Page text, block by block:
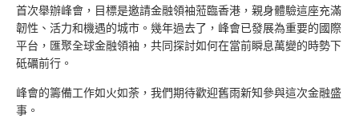
首次舉辦峰會，目標是邀請金融領袖蒞臨香港，親身體驗這座充滿
韌性、活力和機遇的城市。幾年過去了，峰會已發展為重要的國際
平台，匯聚全球金融領袖，共同探討如何在當前瞬息萬變的時勢下
砥礪前行。
峰會的籌備工作如火如荼，我們期待歡迎舊雨新知參與這次金融盛
事。